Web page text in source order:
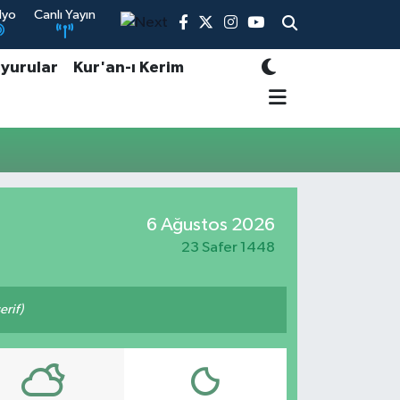
Canlı Yayın
Kur'an-ı Kerim
6 Ağustos 2026
23 Safer 1448